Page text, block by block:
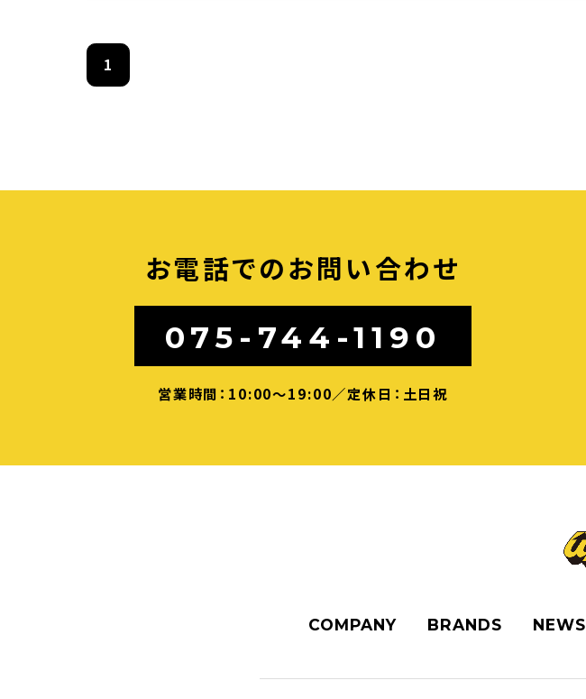
1
お電話でのお問い合わせ
075-744-1190
営業時間：10:00～19:00／定休日：土日祝
COMPANY BRANDS NEWS